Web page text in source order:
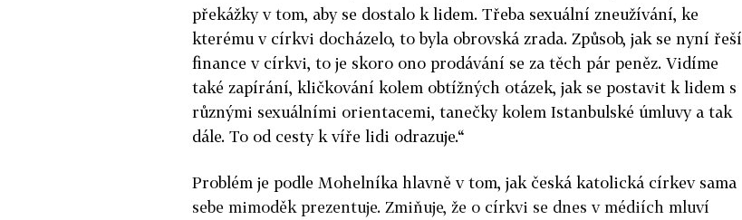
překážky v tom, aby se dostalo k lidem. Třeba sexuální zneužívání, ke
kterému v církvi docházelo, to byla obrovská zrada. Způsob, jak se nyní řeší
finance v církvi, to je skoro ono prodávání se za těch pár peněz. Vidíme
také zapírání, kličkování kolem obtížných otázek, jak se postavit k lidem s
různými sexuálními orientacemi, tanečky kolem Istanbulské úmluvy a tak
dále. To od cesty k víře lidi odrazuje.“
Problém je podle Mohelníka hlavně v tom, jak česká katolická církev sama
sebe mimoděk prezentuje. Zmiňuje, že o církvi se dnes v médiích mluví